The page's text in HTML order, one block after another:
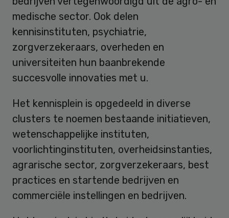
medische sector. Ook delen
kennisinstituten, psychiatrie,
zorgverzekeraars, overheden en
universiteiten hun baanbrekende
succesvolle innovaties met u.
Het kennisplein is opgedeeld in diverse
clusters te noemen bestaande initiatieven,
wetenschappelijke instituten,
voorlichtinginstituten, overheidsinstanties,
agrarische sector, zorgverzekeraars, best
practices en startende bedrijven en
commerciële instellingen en bedrijven.